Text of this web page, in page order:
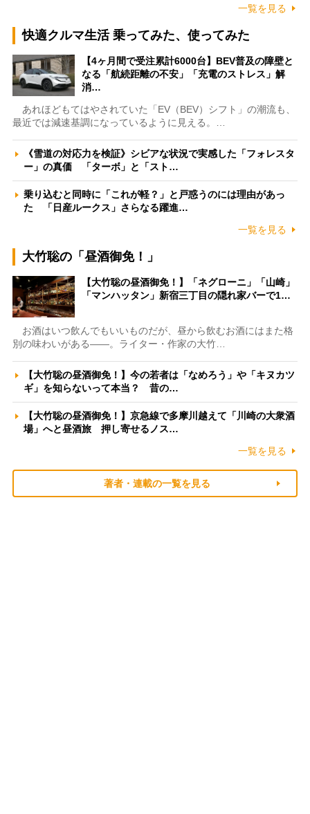
一覧を見る
快適クルマ生活 乗ってみた、使ってみた
【4ヶ月間で受注累計6000台】BEV普及の障壁と
なる「航続距離の不安」「充電のストレス」解
消…
あれほどもてはやされていた「EV（BEV）シフト」の潮流も、
最近では減速基調になっているように見える。…
《雪道の対応力を検証》シビアな状況で実感した「フォレスタ
ー」の真価 「ターボ」と「スト…
乗り込むと同時に「これが軽？」と戸惑うのには理由があっ
た 「日産ルークス」さらなる躍進…
一覧を見る
大竹聡の「昼酒御免！」
【大竹聡の昼酒御免！】「ネグローニ」「山崎」
「マンハッタン」新宿三丁目の隠れ家バーで1…
お酒はいつ飲んでもいいものだが、昼から飲むお酒にはまた格
別の味わいがある――。ライター・作家の大竹…
【大竹聡の昼酒御免！】今の若者は「なめろう」や「キヌカツ
ギ」を知らないって本当？ 昔の…
【大竹聡の昼酒御免！】京急線で多摩川越えて「川崎の大衆酒
場」へと昼酒旅 押し寄せるノス…
一覧を見る
著者・連載の一覧を見る